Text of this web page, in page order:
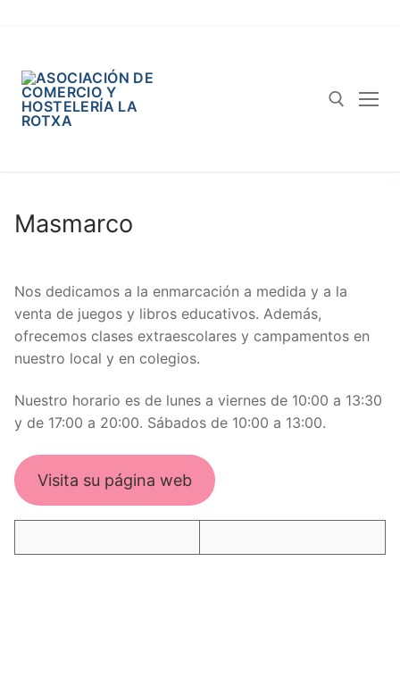
Masmarco
Nos dedicamos a la enmarcación a medida y a la
venta de juegos y libros educativos. Además,
ofrecemos clases extraescolares y campamentos en
nuestro local y en colegios.
Nuestro horario es de lunes a viernes de 10:00 a 13:30
y de 17:00 a 20:00. Sábados de 10:00 a 13:00.
Visita su página web